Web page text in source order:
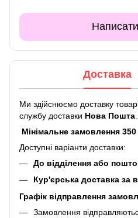
Написати
Доставка
Ми здійснюємо доставку
службу доставки Нова Пошта
Мінімальне замовлення 350
Доступні варіанти доставки:
До відділення або
Кур'єрська доставка за
Графік відправлення
Замовлення